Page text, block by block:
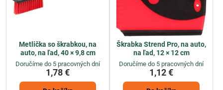
Metlička so škrabkou, na
auto, na ľad, 40 × 9,8 cm
Doručíme do 5 pracovných dní
1,78 €
Škrabka Strend Pro, na auto,
na ľad, 12 × 12 cm
Doručíme do 5 pracovných dní
1,12 €